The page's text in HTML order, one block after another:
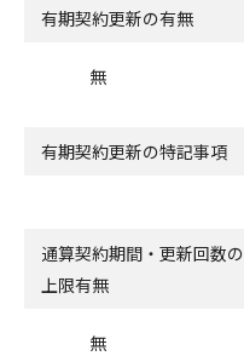
有期契約更新の有無
無
有期契約更新の特記事項
通算契約期間・更新回数の
上限有無
無